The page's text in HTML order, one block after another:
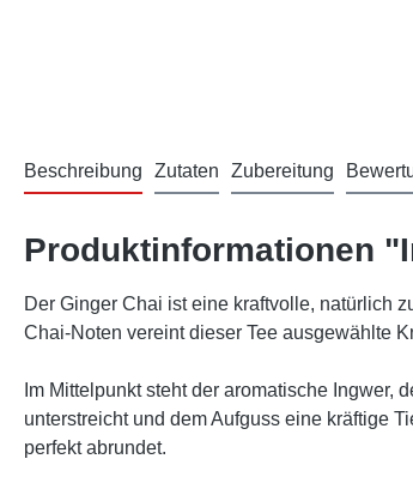
Beschreibung Zutaten Zubereitung
Produktinformationen
Der Ginger Chai ist eine kraftvolle, natürlich
Chai-Noten vereint dieser Tee ausgewählte
Im Mittelpunkt steht der aromatische Ingwer,
unterstreicht und dem Aufguss eine kräftige
perfekt abrundet.